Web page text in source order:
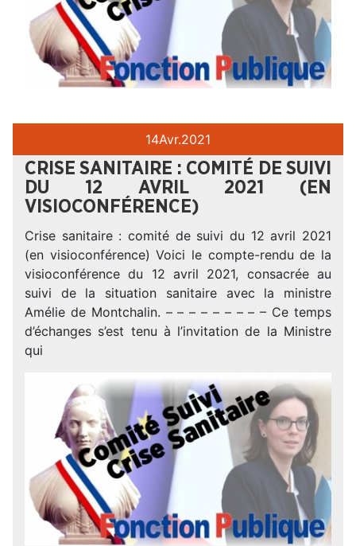
14Avr.2021
CRISE SANITAIRE : COMITÉ DE SUIVI
DU 12 AVRIL 2021 (EN
VISIOCONFÉRENCE)
Crise sanitaire : comité de suivi du 12 avril 2021
(en visioconférence) Voici le compte-rendu de la
visioconférence du 12 avril 2021, consacrée au
suivi de la situation sanitaire avec la ministre
Amélie de Montchalin. – – – – – – – – – Ce temps
d’échanges s’est tenu à l’invitation de la Ministre
qui